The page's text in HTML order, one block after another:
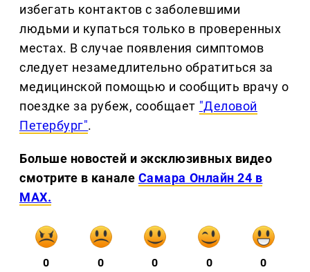
избегать контактов с заболевшими
людьми и купаться только в проверенных
местах. В случае появления симптомов
следует незамедлительно обратиться за
медицинской помощью и сообщить врачу о
поездке за рубеж, сообщает "Деловой
Петербург".
Больше новостей и эксклюзивных видео
смотрите в канале Самара Онлайн 24 в
MAX.
0 0 0 0 0